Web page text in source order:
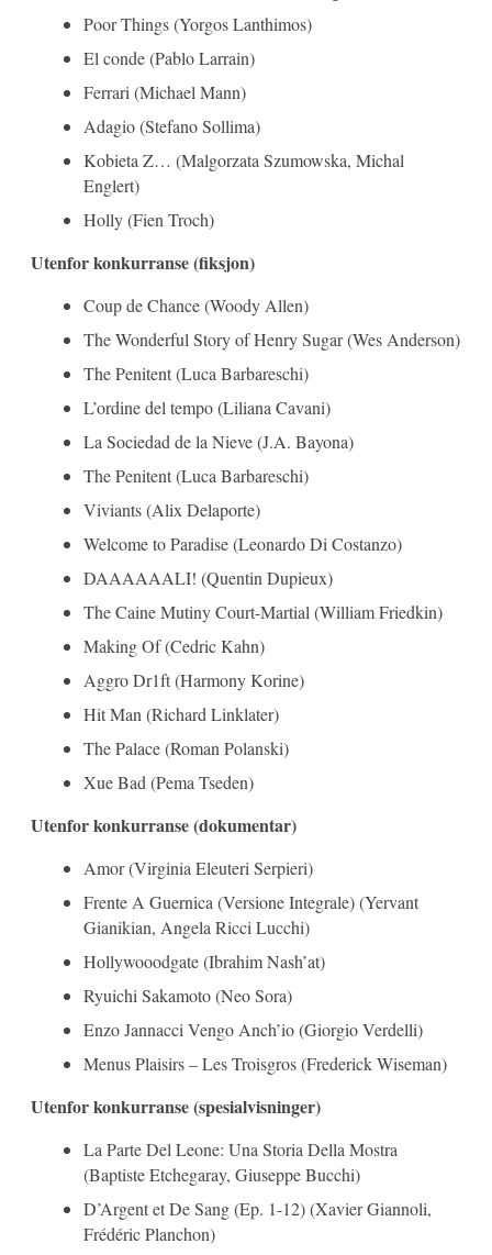
Poor Things (Yorgos Lanthimos)
El conde (Pablo Larrain)
Ferrari (Michael Mann)
Adagio (Stefano Sollima)
Kobieta Z… (Malgorzata Szumowska, Michal
Englert)
Holly (Fien Troch)
Utenfor konkurranse (fiksjon)
Coup de Chance (Woody Allen)
The Wonderful Story of Henry Sugar (Wes Anderson)
The Penitent (Luca Barbareschi)
L’ordine del tempo (Liliana Cavani)
La Sociedad de la Nieve (J.A. Bayona)
The Penitent (Luca Barbareschi)
Viviants (Alix Delaporte)
Welcome to Paradise (Leonardo Di Costanzo)
DAAAAAALI! (Quentin Dupieux)
The Caine Mutiny Court-Martial (William Friedkin)
Making Of (Cedric Kahn)
Aggro Dr1ft (Harmony Korine)
Hit Man (Richard Linklater)
The Palace (Roman Polanski)
Xue Bad (Pema Tseden)
Utenfor konkurranse (dokumentar)
Amor (Virginia Eleuteri Serpieri)
Frente A Guernica (Versione Integrale) (Yervant
Gianikian, Angela Ricci Lucchi)
Hollywooodgate (Ibrahim Nash’at)
Ryuichi Sakamoto (Neo Sora)
Enzo Jannacci Vengo Anch’io (Giorgio Verdelli)
Menus Plaisirs – Les Troisgros (Frederick Wiseman)
Utenfor konkurranse (spesialvisninger)
La Parte Del Leone: Una Storia Della Mostra
(Baptiste Etchegaray, Giuseppe Bucchi)
D’Argent et De Sang (Ep. 1-12) (Xavier Giannoli,
Frédéric Planchon)